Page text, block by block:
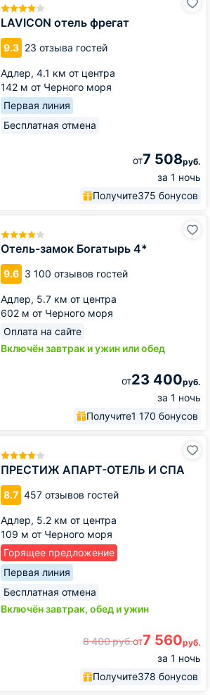
LAVICON отель фрегат
9.3 23 отзыва гостей
Адлер, 4.1 км от центра
142 м от Черного моря
Первая линия
Бесплатная отмена
от7 508руб.
за 1 ночь
Получите375 бонусов
Отель-замок Богатырь 4*
9.6 3 100 отзывов гостей
Адлер, 5.7 км от центра
602 м от Черного моря
Оплата на сайте
Включён завтрак и ужин или обед
от23 400руб.
за 1 ночь
Получите1 170 бонусов
ПРЕСТИЖ АПАРТ-ОТЕЛЬ И СПА
8.7 457 отзывов гостей
Адлер, 5.2 км от центра
109 м от Черного моря
Горящее предложение
Первая линия
Бесплатная отмена
Включён завтрак, обед и ужин
8 400руб.от7 560руб.
за 1 ночь
Получите378 бонусов